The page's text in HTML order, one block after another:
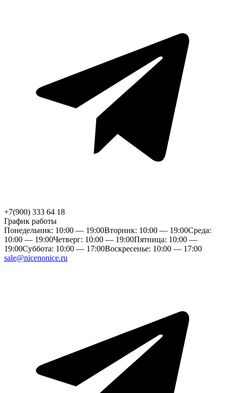
+7(900) 333 64 18
График работы
Понедельник: 10:00 — 19:00Вторник: 10:00 — 19:00Среда:
10:00 — 19:00Четверг: 10:00 — 19:00Пятница: 10:00 —
19:00Суббота: 10:00 — 17:00Воскресенье: 10:00 — 17:00
sale@nicenonice.ru